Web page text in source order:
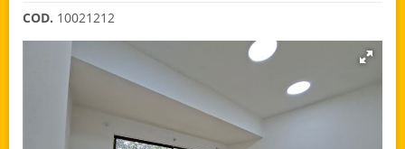
COD. 10021212